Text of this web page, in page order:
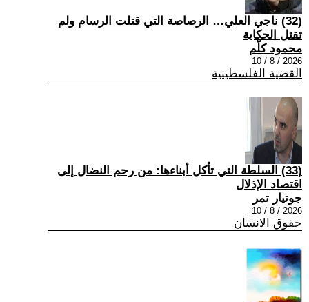
(32) ناجي العلي… الرصاصة التي قتلت الرسام ولم
تقتل الحكاية
محمود كلّم
2026 / 8 / 10
القضية الفلسطينية
(33) السلطة التي تأكل أبناءها: من رحم النضال إلى
اقتصاد الإذلال
جوتيار تمر
2026 / 8 / 10
حقوق الانسان